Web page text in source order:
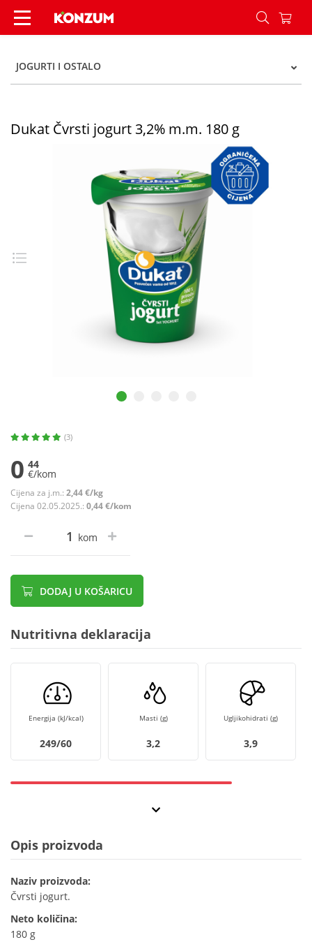
Dukat Čvrsti jogurt 3,2% m.m. 180 g - Konzum
JOGURTI I OSTALO
Dukat Čvrsti jogurt 3,2% m.m. 180 g
(3)
0 44
€/kom
Cijena za j.m.: 2,44 €/kg
Cijena 02.05.2025.: 0,44 €/kom
kom
DODAJ U KOŠARICU
Nutritivna deklaracija
Energija (kJ/kcal)
249/60
Masti (g)
3,2
Ugljikohidrati (g)
3,9
Opis proizvoda
Naziv proizvoda:
Čvrsti jogurt.
Neto količina:
180 g